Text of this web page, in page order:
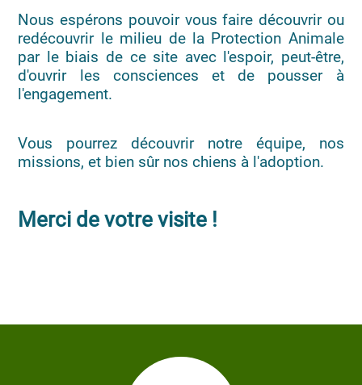
Nous espérons pouvoir vous faire découvrir ou
redécouvrir le milieu de la Protection Animale
par le biais de ce site avec l'espoir, peut-être,
d'ouvrir les consciences et de pousser à
l'engagement.
Vous pourrez découvrir notre équipe, nos
missions, et bien sûr nos chiens à l'adoption.
Merci de votre visite !